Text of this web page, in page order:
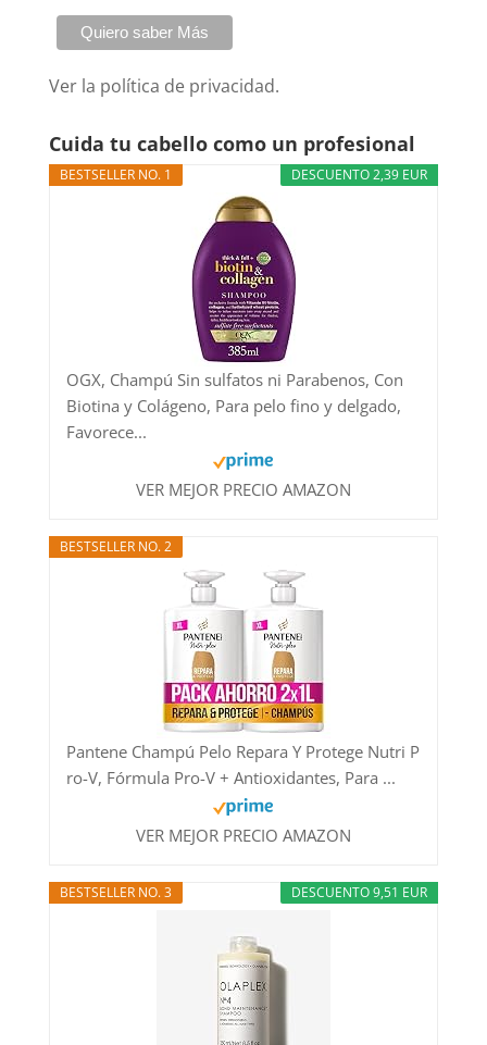
Ver la política de privacidad.
Cuida tu cabello como un profesional
DESCUENTO 2,39 EUR
BESTSELLER NO. 1
OGX, Champú Sin sulfatos ni Parabenos, Con
Biotina y Colágeno, Para pelo fino y delgado,
Favorece...
VER MEJOR PRECIO AMAZON
BESTSELLER NO. 2
Pantene Champú Pelo Repara Y Protege Nutri P
ro-V, Fórmula Pro-V + Antioxidantes, Para ...
VER MEJOR PRECIO AMAZON
DESCUENTO 9,51 EUR
BESTSELLER NO. 3